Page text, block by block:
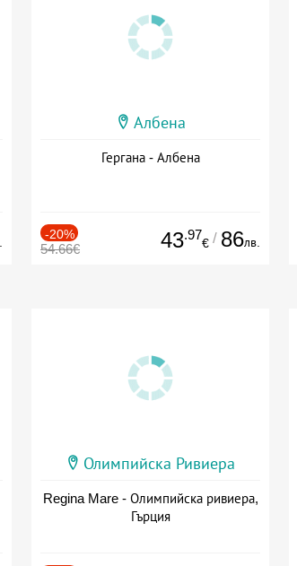
Албена
Гергана - Албена
-20%
54.66€ 43.97
€ / 86лв.
Олимпийска Ривиера
Regina Mare - Олимпийска ривиера,
Гърция